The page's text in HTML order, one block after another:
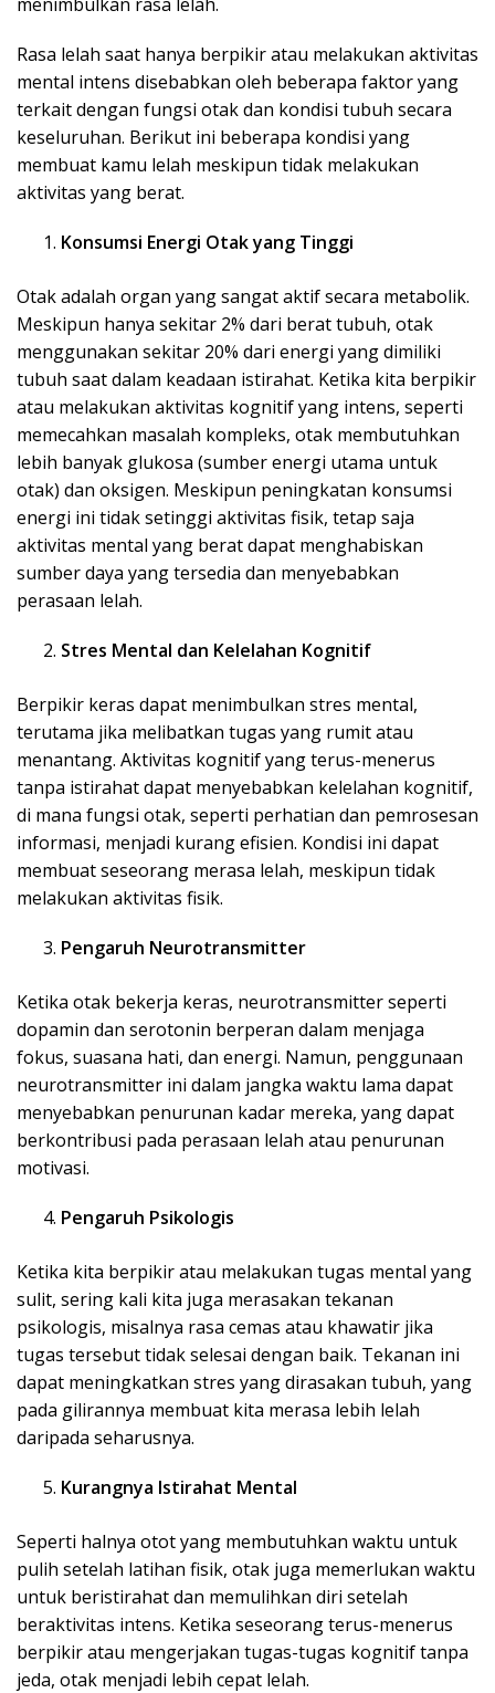
Rasa lelah saat hanya berpikir atau melakukan aktivitas
mental intens disebabkan oleh beberapa faktor yang
terkait dengan fungsi otak dan kondisi tubuh secara
keseluruhan. Berikut ini beberapa kondisi yang
membuat kamu lelah meskipun tidak melakukan
aktivitas yang berat.
Konsumsi Energi Otak yang Tinggi
Otak adalah organ yang sangat aktif secara metabolik.
Meskipun hanya sekitar 2% dari berat tubuh, otak
menggunakan sekitar 20% dari energi yang dimiliki
tubuh saat dalam keadaan istirahat. Ketika kita berpikir
atau melakukan aktivitas kognitif yang intens, seperti
memecahkan masalah kompleks, otak membutuhkan
lebih banyak glukosa (sumber energi utama untuk
otak) dan oksigen. Meskipun peningkatan konsumsi
energi ini tidak setinggi aktivitas fisik, tetap saja
aktivitas mental yang berat dapat menghabiskan
sumber daya yang tersedia dan menyebabkan
perasaan lelah.
Stres Mental dan Kelelahan Kognitif
Berpikir keras dapat menimbulkan stres mental,
terutama jika melibatkan tugas yang rumit atau
menantang. Aktivitas kognitif yang terus-menerus
tanpa istirahat dapat menyebabkan kelelahan kognitif,
di mana fungsi otak, seperti perhatian dan pemrosesan
informasi, menjadi kurang efisien. Kondisi ini dapat
membuat seseorang merasa lelah, meskipun tidak
melakukan aktivitas fisik.
Pengaruh Neurotransmitter
Ketika otak bekerja keras, neurotransmitter seperti
dopamin dan serotonin berperan dalam menjaga
fokus, suasana hati, dan energi. Namun, penggunaan
neurotransmitter ini dalam jangka waktu lama dapat
menyebabkan penurunan kadar mereka, yang dapat
berkontribusi pada perasaan lelah atau penurunan
motivasi.
Pengaruh Psikologis
Ketika kita berpikir atau melakukan tugas mental yang
sulit, sering kali kita juga merasakan tekanan
psikologis, misalnya rasa cemas atau khawatir jika
tugas tersebut tidak selesai dengan baik. Tekanan ini
dapat meningkatkan stres yang dirasakan tubuh, yang
pada gilirannya membuat kita merasa lebih lelah
daripada seharusnya.
Kurangnya Istirahat Mental
Seperti halnya otot yang membutuhkan waktu untuk
pulih setelah latihan fisik, otak juga memerlukan waktu
untuk beristirahat dan memulihkan diri setelah
beraktivitas intens. Ketika seseorang terus-menerus
berpikir atau mengerjakan tugas-tugas kognitif tanpa
jeda, otak menjadi lebih cepat lelah.